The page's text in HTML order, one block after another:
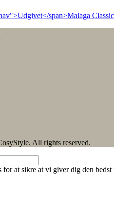
span>Malaga Classic
All rights reserved.
for at sikre at vi giver dig den